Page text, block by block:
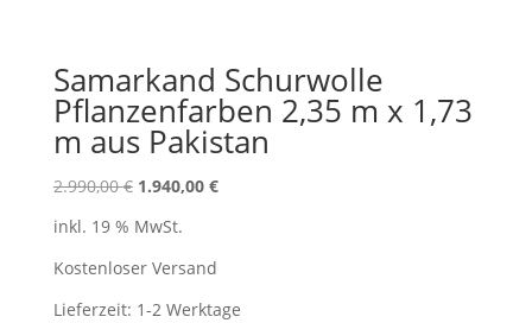
Samarkand Schurwolle
Pflanzenfarben 2,35 m x 1,73
m aus Pakistan
2.990,00€ Ursprünglicher
war:
2.990,00 €
1.940,00 €Aktueller
inkl. 19 % MwSt.
Kostenloser Versand
Lieferzeit: 1-2 Werktage